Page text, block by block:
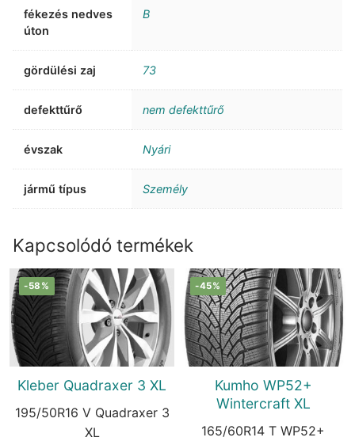
fékezés nedves
úton
B
gördülési zaj 73
defekttűrő nem defekttűrő
évszak Nyári
jármű típus Személy
Kapcsolódó termékek
-58%
Kleber Quadraxer 3 XL
195/50R16 V Quadraxer 3
XL
-45%
Kumho WP52+
Wintercraft XL
165/60R14 T WP52+